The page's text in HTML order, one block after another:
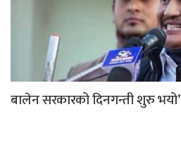
बालेन सरकारको दिनगन्ती शुरु भयो’